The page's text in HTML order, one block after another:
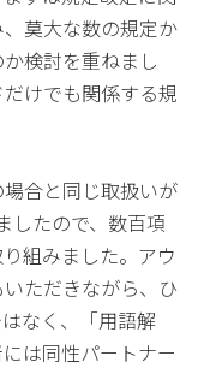
莫大な数の規定か
検討を重ねまし
けでも関係する規
合と同じ取扱いが
したので、数百項
組みました。アウ
ただきながら、ひ
なく、「用語解
は同性パートナー